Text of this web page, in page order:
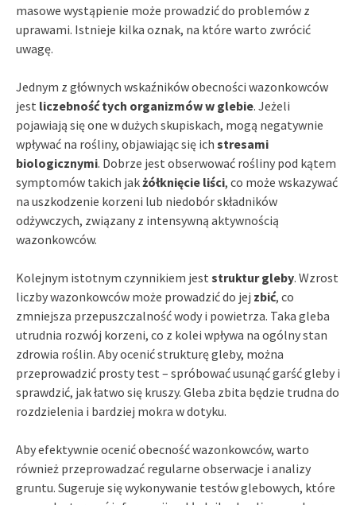
masowe wystąpienie może prowadzić do problemów z
uprawami. Istnieje kilka oznak, na które warto zwrócić
uwagę.
Jednym z głównych wskaźników obecności wazonkowców
jest liczebność tych organizmów w glebie. Jeżeli
pojawiają się one w dużych skupiskach, mogą negatywnie
wpływać na rośliny, objawiając się ich stresami
biologicznymi. Dobrze jest obserwować rośliny pod kątem
symptomów takich jakżółknięcie liści, co może wskazywać
na uszkodzenie korzeni lub niedobór składników
odżywczych, związany z intensywną aktywnością
wazonkowców.
Kolejnym istotnym czynnikiem jest struktur gleby. Wzrost
liczby wazonkowców może prowadzić do jej zbić, co
zmniejsza przepuszczalność wody i powietrza. Taka gleba
utrudnia rozwój korzeni, co z kolei wpływa na ogólny stan
zdrowia roślin. Aby ocenić strukturę gleby, można
przeprowadzić prosty test – spróbować usunąć garść gleby i
sprawdzić, jak łatwo się kruszy. Gleba zbita będzie trudna do
rozdzielenia i bardziej mokra w dotyku.
Aby efektywnie ocenić obecność wazonkowców, warto
również przeprowadzać regularne obserwacje i analizy
gruntu. Sugeruje się wykonywanie testów glebowych, które